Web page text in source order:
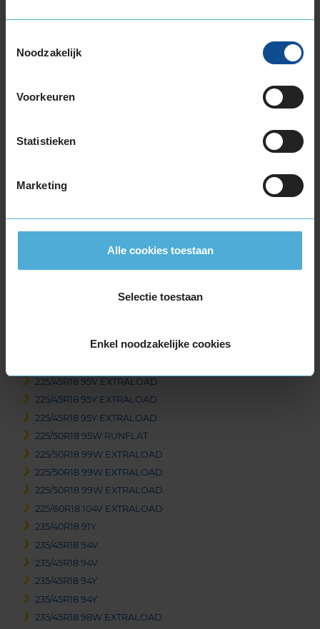
Noodzakelijk
Voorkeuren
Statistieken
Marketing
Alle cookies toestaan
Selectie toestaan
Enkel noodzakelijke cookies
235/60R17 102V
245/55R17 106H EXTRALOAD
255/40R17 94W RUNFLAT
205/40R18 86W EXTRALOAD
215/40R18 89Y EXTRALOAD
215/45R18 93Y EXTRALOAD
225/40R18 92Y EXTRALOAD
225/45R18 95V EXTRALOAD
225/45R18 95Y EXTRALOAD
225/45R18 95Y EXTRALOAD
225/50R18 95W RUNFLAT
225/50R18 99W EXTRALOAD
225/50R18 99W EXTRALOAD
225/50R18 99W EXTRALOAD
225/60R18 104V EXTRALOAD
235/40R18 91Y
235/45R18 94V
235/45R18 94V
235/45R18 94Y
235/45R18 94Y
235/45R18 98W EXTRALOAD